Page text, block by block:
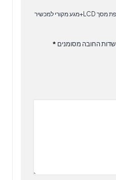
היה הראשון לכתוב סקירה “החלפת מסך LCD+מגע מקורי למכשיר
שדות החובה מסומנים *